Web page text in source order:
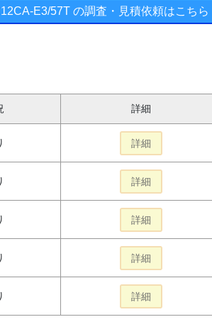
E3/57T の調査・見積依頼はこちら
詳細
詳細
詳細
詳細
詳細
詳細